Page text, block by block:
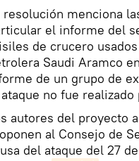
resolución menciona
el informe del
de crucero
Saudi Aramco
de un grupo de
no fue
autores del proyecto
al Consejo de
del ataque del 27